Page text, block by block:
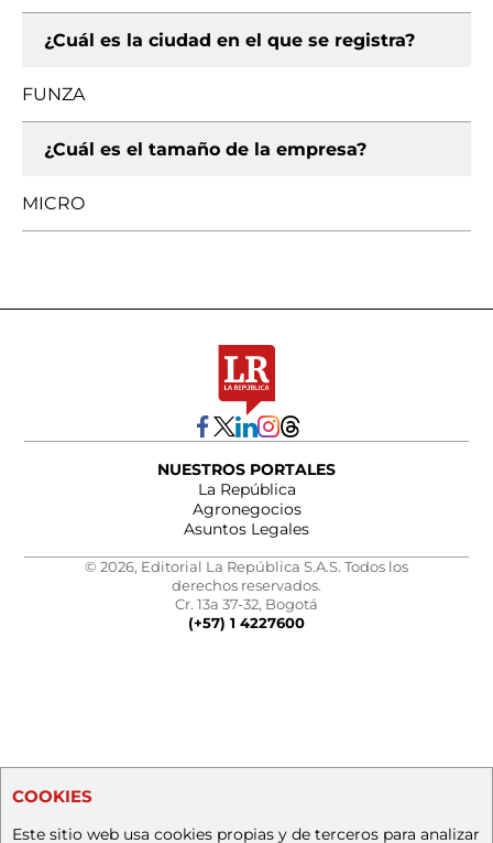
¿Cuál es la ciudad en el que se registra?
FUNZA
¿Cuál es el tamaño de la empresa?
MICRO
NUESTROS PORTALES
La República
Agronegocios
Asuntos Legales
© 2026, Editorial La República S.A.S. Todos los
derechos reservados.
Cr. 13a 37-32, Bogotá
(+57) 1 4227600
COOKIES
Este sitio web usa cookies propias y de terceros para analizar